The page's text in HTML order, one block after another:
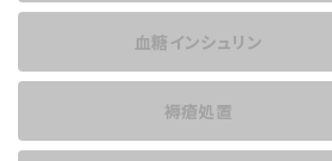
血糖インシュリン
褥瘡処置